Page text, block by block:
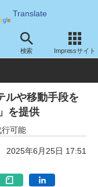
Translate
検索 Impressサイト
ス 業務関連
ルや移動手段を
を提供
可能
2025年6月25日 17:51